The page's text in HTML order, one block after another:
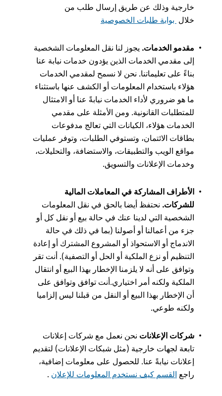
خارجية وذلك عن طريق إرسال طلب من
خلال بوابة طلبات الخصوصية
مقدمو الخدمات. يجوز لنا نقل المعلومات الشخصية
إلى مقدمي الخدمات الذين يؤدون خدمات نيابة عنا
بناءً على تعليماتنا. نحن لا نسمح لمقدمي الخدمات
هؤلاء باستخدام المعلومات أو الكشف عنها باستثناء
ما هو ضروري لأداء الخدمات نيابةً عنا أو الامتثال
للمتطلبات القانونية. ومن الأمثلة على مقدمي
الخدمات هؤلاء، الكيانات التي تعالج مدفوعات
بطاقات الائتمان، وتستوفي الطلبات، وتوفر عمليات
مواقع الويب والتطبيقات، والاستضافة، والتحليلات،
وخدمات الإعلانات والتسويق.
الأطراف المشاركة في المعاملات المالية
للشركات. نحتفظ أيضا بالحق في نقل المعلومات
الشخصية التي لدينا عنك في حالة بيع أو نقل كل أو
جزء من أعمالنا أو أصولنا (بما في ذلك في حالة
الاندماج أو الاستحواذ أو المشروع المشترك أو إعادة
التنظيم أو نزع الملكية أو الحل أو التصفية). أنت تقر
وتوافق على أنه لا يلزمنا الإخطار بهذا البيع أو انتقال
الملكية ولكنه أمر اختياري.أنت توافق وتوافق على
أن الإخطار بهذا البيع أو النقل من قبلنا ليس إلزاميا
ولكنه طوعي.
شركات الإعلانات نحن نعمل مع شركات إعلانات
تابعة لجهات خارجية (مثل شبكات الإعلانات) لتقديم
إعلانات نيابةً عنا. للحصول على معلومات إضافية،
راجع القسم كيف نستخدم المعلومات للإعلان .